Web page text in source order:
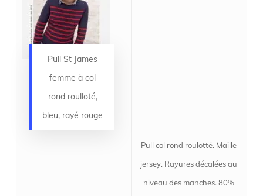
Pull St James
femme à col
rond roulloté,
bleu, rayé rouge
Pull col rond roulotté. Maille
jersey. Rayures décalées au
niveau des manches. 80%